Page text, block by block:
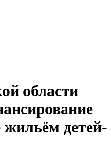
области
жильём детей-